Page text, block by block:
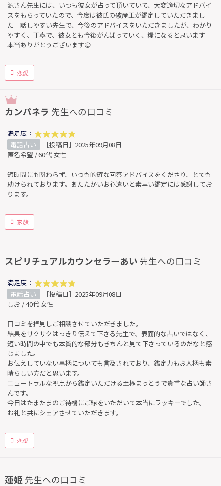
源さん先生には、いつも彼女が占って頂いていて、大変適切なアドバイ
スをもらっていたので、今度は彼氏の破産王が鑑定していただきまし
た 話しやすい先生で、今後のアドバイスをいただきましたが、わかり
やすく、丁寧で、彼女とも今後がんばっていく、糧になると思います
本当ありがとうございます😊
恋愛
カンパネラ 先生への口コミ
満足度：
電話占い
［投稿日］2025年09月08日
匿名希望 / 60代 女性
短時間にも関わらず、いつも的確な回答アドバイスをくださり、とても
助けられております。あたたかいお心遣いと素早い鑑定には感謝してお
ります。
家族
スピリチュアルカウンセラーあい 先生への口コミ
満足度：
電話占い
［投稿日］2025年09月08日
しお / 40代 女性
口コミを拝見しご相談させていただきました。
結果をサクサクはっきり伝えて下さる先生で、表面的な占いではなく、
短い時間の中でも本質的な部分もきちんと見て下さっているのだなと感
じました。
お伝えしていない事柄についても言及されており、鑑定力もお人柄も素
晴らしい方だと思います。
ニュートラルな視点から鑑定いただける至極まっとうで貴重な占い師さ
んです。
今日はたまたまのご待機にご縁をいただいて本当にラッキーでした。
お礼と共にシェアさせていただきます。
恋愛
蓮姫 先生への口コミ